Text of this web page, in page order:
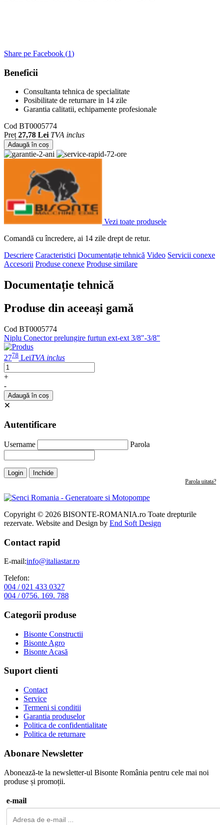
Share pe Facebook (1)
Beneficii
Consultanta tehnica de specialitate
Posibilitate de returnare in 14 zile
Garantia calitatii, echipamente profesionale
Cod BT0005774
Preț 27,78 Lei TVA inclus
Adaugă în coș
Vezi toate produsele
Comandă cu încredere, ai 14 zile drept de retur.
Descriere Caracteristici Documentație tehnică Video Servicii conexe
Accesorii Produse conexe Produse similare
Documentație tehnică
Produse din aceeași gamă
Cod BT0005774
Niplu Conector prelungire furtun ext-ext 3/8"-3/8"
2778 LeiTVA inclus
+
-
Adaugă în coș
✕
Autentificare
Username Parola
Login Inchide
Parola uitata?
Copyright © 2026 BISONTE-ROMANIA.ro Toate drepturile
rezervate. Website and Design by End Soft Design
Contact rapid
E-mail:info@italiastar.ro
Telefon:
004 / 021 433 0327
004 / 0756. 169. 788
Categorii produse
Bisonte Constructii
Bisonte Agro
Bisonte Acasă
Suport clienti
Contact
Service
Termeni si conditii
Garantia produselor
Politica de confidentialitate
Politica de returnare
Abonare Newsletter
Abonează-te la newsletter-ul Bisonte România pentru cele mai noi
produse și promoții.
e-mail